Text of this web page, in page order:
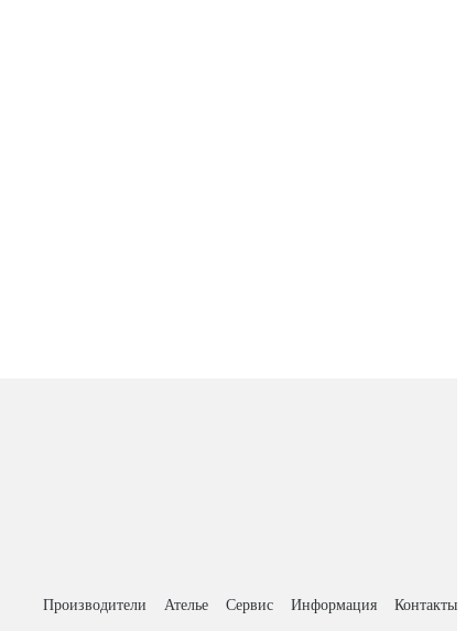
Производители
Ателье Сервис Информация Контакты